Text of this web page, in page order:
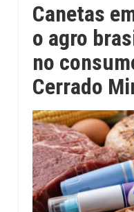
Canetas
o agro
no
Cerrado